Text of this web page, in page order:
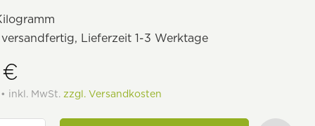
Lieferzeit 1-3 Werktage
inkl. MwSt. zzgl. Versandkosten